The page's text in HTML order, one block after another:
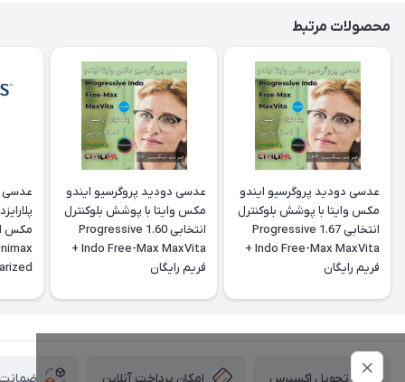
محصولات مرتبط
عدسی دودید پروگرسیو ایندو
مکس وایتا با پوشش بلوکنترل
انتخابی 1.67 Progressive
Indo Free-Max MaxVita +
فريم رايگان
عدسی دودید پروگرسیو ایندو
مکس وایتا با پوشش بلوکنترل
انتخابی 1.60 Progressive
Indo Free-Max MaxVita +
فريم رايگان
عدسی
امکان پرداخت آنلاین ضمانت